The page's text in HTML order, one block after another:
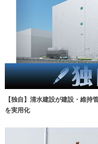
【独自】清水建設が建設・維
を実用化